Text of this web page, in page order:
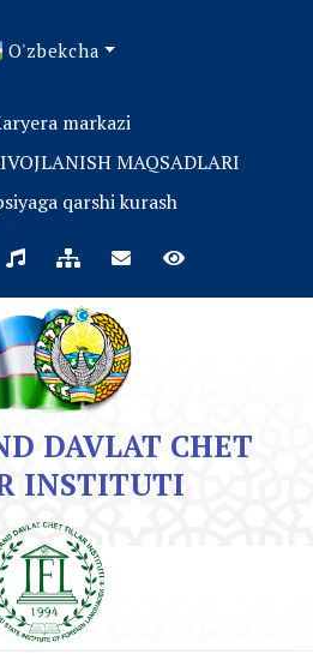
O'zbekcha
markazi
MAQSADLARI
qarshi kurash
DAVLAT CHET
INSTITUTI